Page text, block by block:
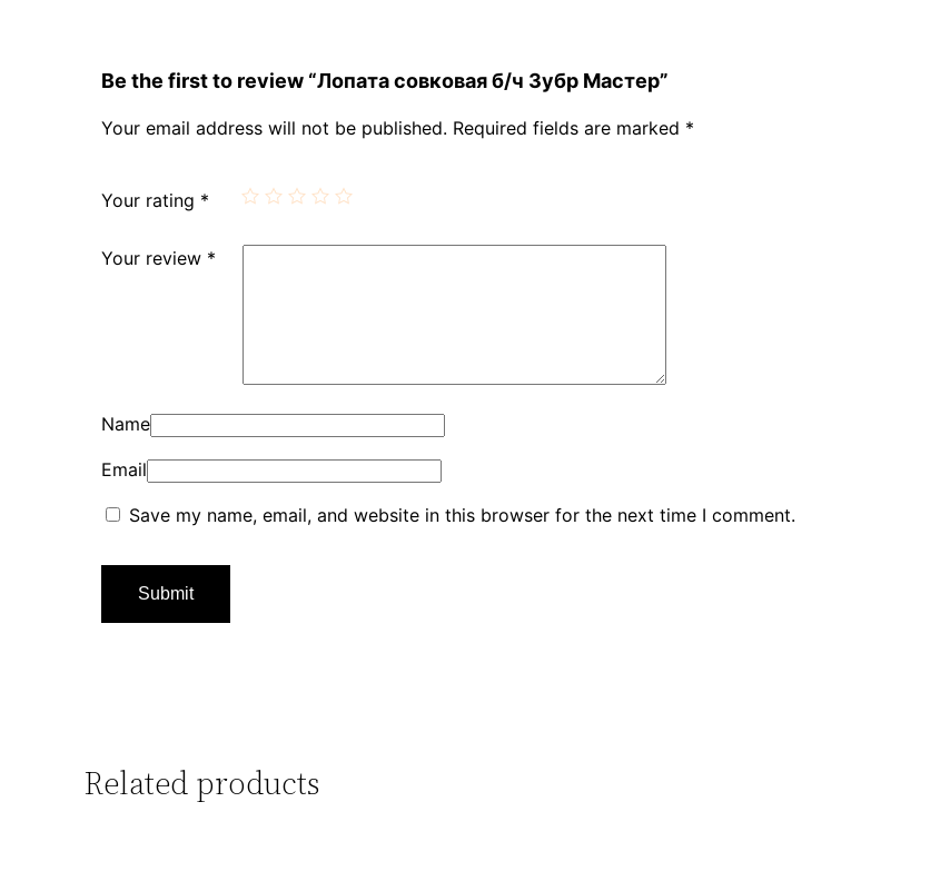
Be the first to review “Лопата совковая б/ч Зубр Мастер”
Your email address will not be published. Required fields are marked *
Your rating *
Your review *
Name
Email
Save my name, email, and website in this browser for the next time I comment.
Related products